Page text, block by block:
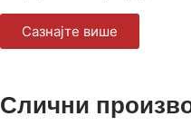
Сазнајте више
Слични